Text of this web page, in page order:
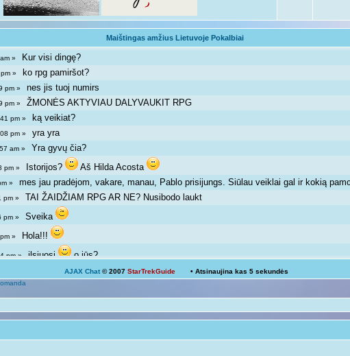
Maištingas amžius Lietuvoje Pokalbiai
am » Kur visi dingę?
pm » ko rpg pamiršot?
pm »nes jis tuoj numirs
pm »ŽMONĖS AKTYVIAU DALYVAUKIT RPG
pm » ką veikiat?
pm »yra yra
am » Yra gyvų čia?
pm » Istorijos? Aš Hilda Acosta
pm »mes jau pradėjom, vakare, manau, Pablo prisijungs. Siūlau veiklai gal ir kokią
pm » TAI ŽAIDŽIAM RPG AR NE? Nusibodo laukt
pm »Sveika
pm » Hola!!!
pm »ilsiuosi o jūs?
Ką veikiat?
pm »galima ir atsipalaiduoti nuo mokslų
pm »
pm »
AJAX Chat © 2007StarTrekGuide • Atsinaujina kas5 sekundės